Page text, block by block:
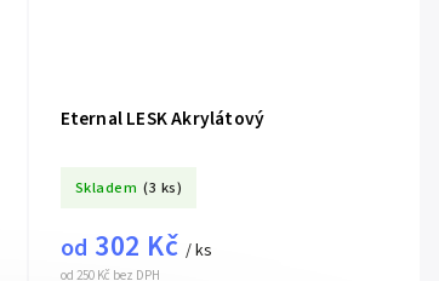
Eternal LESK Akrylátový
Skladem (3 ks)
od 250 Kč bez DPH
od 302 Kč / ks